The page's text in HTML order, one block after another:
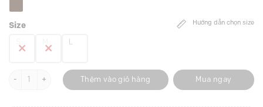
Hướng dẫn chọn size
Size
L
Áo thun CT suông in ô cờ hoạ tiết số lượng
Thêm vào giỏ hàng Mua ngay